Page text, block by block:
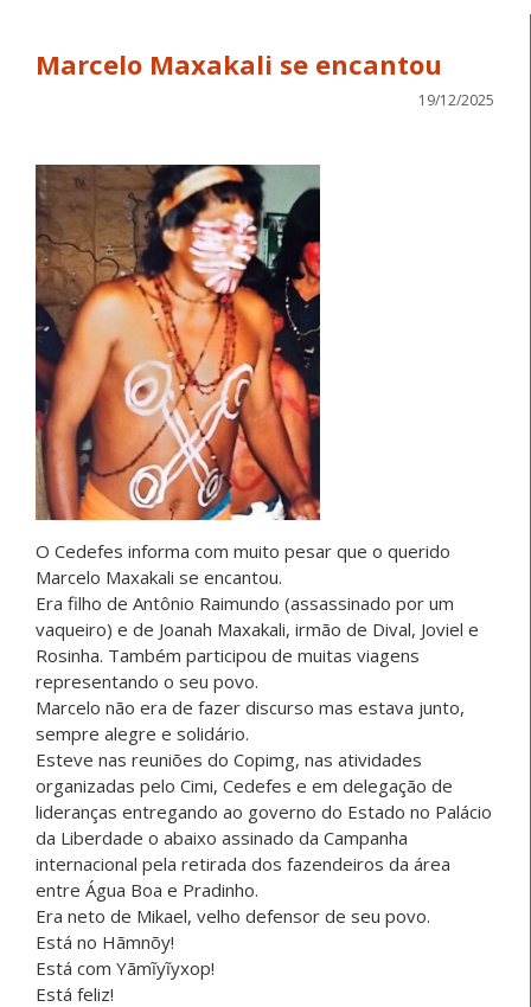
Marcelo Maxakali se encantou
19/12/2025
O Cedefes informa com muito pesar que o querido
Marcelo Maxakali se encantou.
Era filho de Antônio Raimundo (assassinado por um
vaqueiro) e de Joanah Maxakali, irmão de Dival, Joviel e
Rosinha. Também participou de muitas viagens
representando o seu povo.
Marcelo não era de fazer discurso mas estava junto,
sempre alegre e solidário.
Esteve nas reuniões do Copimg, nas atividades
organizadas pelo Cimi, Cedefes e em delegação de
lideranças entregando ao governo do Estado no Palácio
da Liberdade o abaixo assinado da Campanha
internacional pela retirada dos fazendeiros da área
entre Água Boa e Pradinho.
Era neto de Mikael, velho defensor de seu povo.
Está no Hãmnõy!
Está com Yãmĩyĩyxop!
Está feliz!